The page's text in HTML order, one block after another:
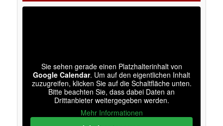
Sie sehen gerade einen Platzhalterinhalt von
Google Calendar. Um auf den eigentlichen Inhalt
zuzugreifen, klicken Sie auf die Schaltfläche unten.
Bitte beachten Sie, dass dabei Daten an
Drittanbieter weitergegeben werden.
Mehr Informationen